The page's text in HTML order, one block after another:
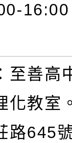
至善高
化教室
路645